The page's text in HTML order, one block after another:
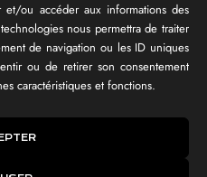
ou accéder aux informations des
nous permettra de traiter
de navigation ou les ID uniques
ou de retirer son consentement
caractéristiques et fonctions.
vidéo
GROUP®
digital